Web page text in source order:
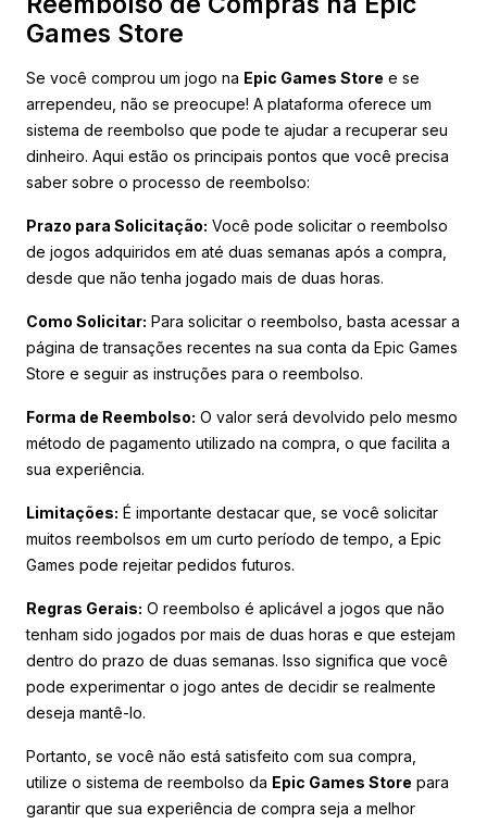
Games Store
Se você comprou um jogo na Epic Games Store e se
arrependeu, não se preocupe! A plataforma oferece um
sistema de reembolso que pode te ajudar a recuperar seu
dinheiro. Aqui estão os principais pontos que você precisa
saber sobre o processo de reembolso:
Prazo para Solicitação: Você pode solicitar o reembolso
de jogos adquiridos em até duas semanas após a compra,
desde que não tenha jogado mais de duas horas.
Como Solicitar: Para solicitar o reembolso, basta acessar a
página de transações recentes na sua conta da Epic Games
Store e seguir as instruções para o reembolso.
Forma de Reembolso: O valor será devolvido pelo mesmo
método de pagamento utilizado na compra, o que facilita a
sua experiência.
Limitações: É importante destacar que, se você solicitar
muitos reembolsos em um curto período de tempo, a Epic
Games pode rejeitar pedidos futuros.
Regras Gerais: O reembolso é aplicável a jogos que não
tenham sido jogados por mais de duas horas e que estejam
dentro do prazo de duas semanas. Isso significa que você
pode experimentar o jogo antes de decidir se realmente
deseja mantê-lo.
Portanto, se você não está satisfeito com sua compra,
utilize o sistema de reembolso da Epic Games Store para
garantir que sua experiência de compra seja a melhor